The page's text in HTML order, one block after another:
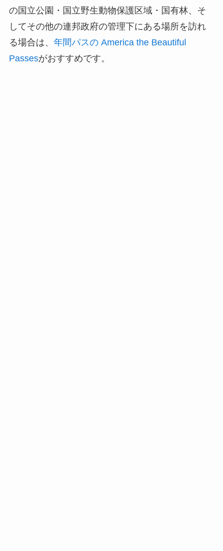
の国立公園・国立野生動物保護区域・国有林、そ
してその他の連邦政府の管理下にある場所を訪れ
る場合は、 年間パスの America the Beautiful
Passesがおすすめです。